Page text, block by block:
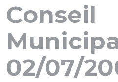
Conseil
02/07/